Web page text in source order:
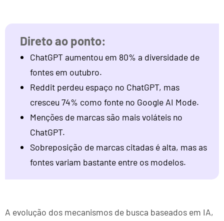
ChatGPT aumentou em 80% a diversidade de
fontes em outubro.
Reddit perdeu espaço no ChatGPT, mas
cresceu 74% como fonte no Google AI Mode.
Menções de marcas são mais voláteis no
ChatGPT.
Sobreposição de marcas citadas é alta, mas as
fontes variam bastante entre os modelos.
A evolução dos mecanismos de busca baseados em IA,